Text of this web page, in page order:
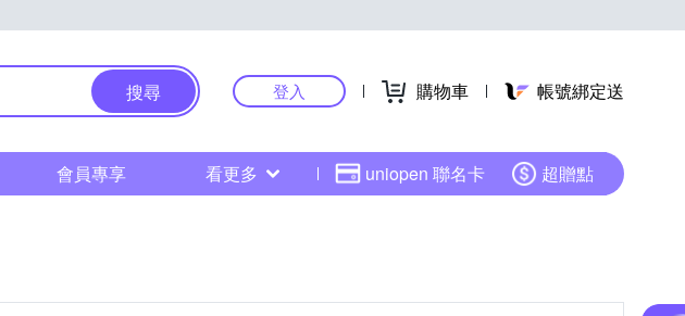
搜尋 登入 購物車 帳號綁定送
會員專享 看更多 uniopen 聯名卡 超贈點